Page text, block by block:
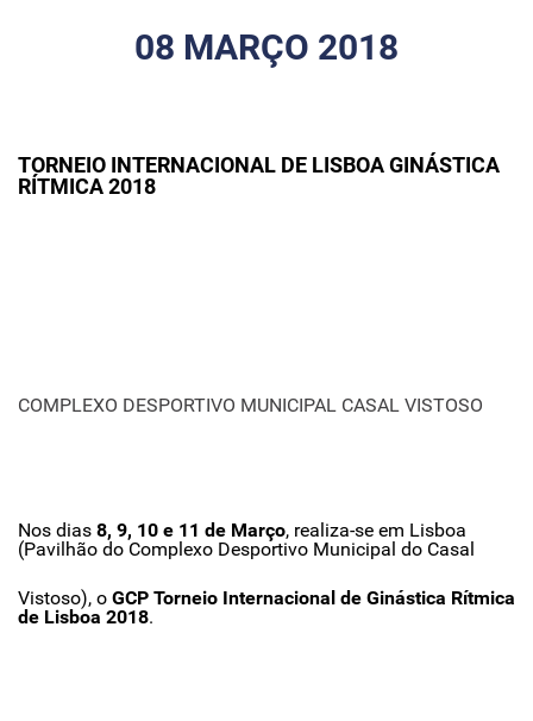
08 MARÇO 2018
TORNEIO INTERNACIONAL DE LISBOA GINÁSTICA
RÍTMICA 2018
COMPLEXO DESPORTIVO MUNICIPAL CASAL VISTOSO
Nos dias 8, 9, 10 e 11 de Março, realiza-se em Lisboa
(Pavilhão do Complexo Desportivo Municipal do Casal
Vistoso), o GCP Torneio Internacional de Ginástica Rítmica
de Lisboa 2018.